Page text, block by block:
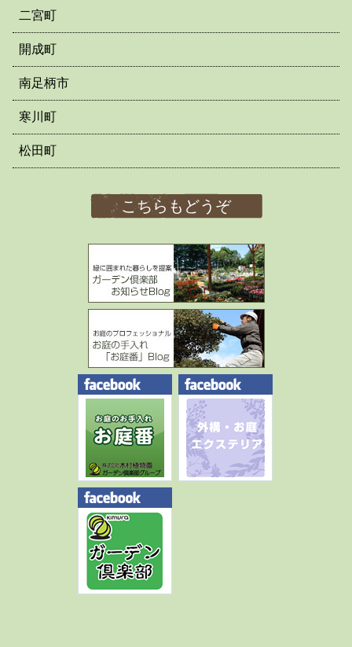
二宮町
開成町
南足柄市
寒川町
松田町
こちらもどうぞ